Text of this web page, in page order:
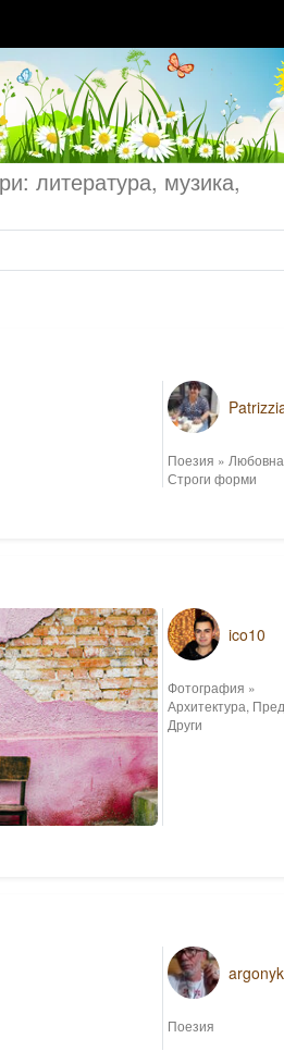
литература, музика,
Поезия » Любовна
Строги форми
ico10
Фотография »
Архитектура,
Други
argonyk
Поезия